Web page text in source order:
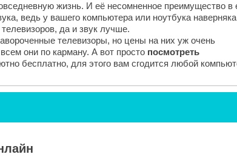
жизнь. И её несомненное преимущество в
ведь у вашего компьютера или ноутбука наверняка
да и звук лучше.
телевизоры, но цены на них уж очень
они по карману. А вот просто посмотреть
бесплатно, для этого вам сгодится любой